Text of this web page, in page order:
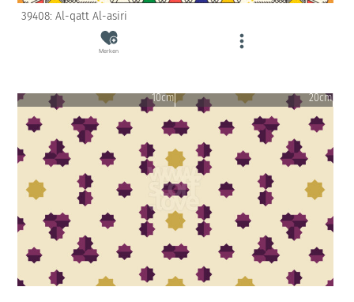
39408: Al-qatt Al-asiri
Merken
10cm 20cm